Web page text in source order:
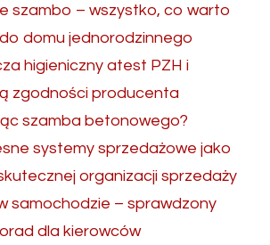
szambo – wszystko, co warto
domu jednorodzinnego
higieniczny atest PZH i
zgodności producenta
szamba betonowego?
systemy sprzedażowe jako
organizacji sprzedaży
samochodzie – sprawdzony
dla kierowców